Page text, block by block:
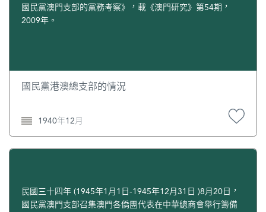
國民黨澳門支部的黨務考察》，載《澳門研究》第54期，
2009年。
國民黨港澳總支部的情況
1940年12月
民國三十四年 (1945年1月1日-1945年12月31日 )8月20日，
國民黨澳門支部召集澳門各僑團代表在中華總商會舉行籌備